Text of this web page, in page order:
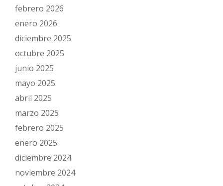
febrero 2026
enero 2026
diciembre 2025
octubre 2025
junio 2025
mayo 2025
abril 2025
marzo 2025
febrero 2025
enero 2025
diciembre 2024
noviembre 2024